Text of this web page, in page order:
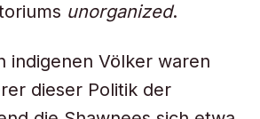
unorganized.
indigenen Völker waren
dieser Politik der